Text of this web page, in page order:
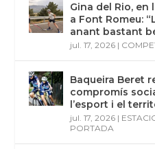
Gina del Rio, en
a Font Romeu:
anant bastant
jul. 17, 2026 |
Baqueira Beret
compromís
l’esport i el
jul. 17, 2026 |
PORTADA